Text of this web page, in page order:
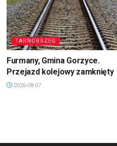
TARNOBRZEG
Furmany, Gmina Gorzyce.
Przejazd kolejowy zamknięty
2026-08-07